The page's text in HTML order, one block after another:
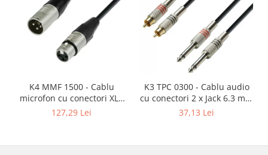
K4 MMF 1500 - Cablu
microfon cu conectori XLR
mama / XLR tata 3p REAN -
127,29 Lei
K3 TPC 0300 - Cablu audio
cu conectori 2 x Jack 6.3 mm
mono / 2 x RCA tata AH 3 m
37,13 Lei